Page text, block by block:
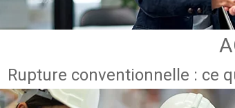
Rupture conventionnelle : ce